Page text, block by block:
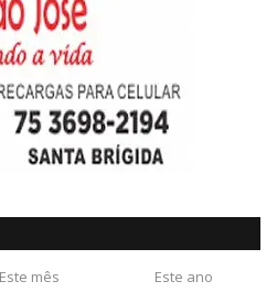
Este mês Este ano